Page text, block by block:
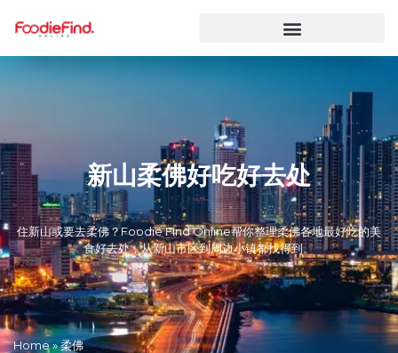
新山柔佛好吃好去处
住新山或要去柔佛？Foodie Find Online帮你整理柔佛各地最好吃的美
食好去处，从新山市区到周边小镇都找得到。
Home»柔佛